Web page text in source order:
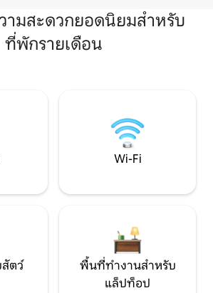
ามสะดวกยอดนิยมสำหรับ
ที่พักรายเดือน
Wi-Fi
สัตว์
พื้นที่ทำงานสำหรับ
แล็ปท็อป